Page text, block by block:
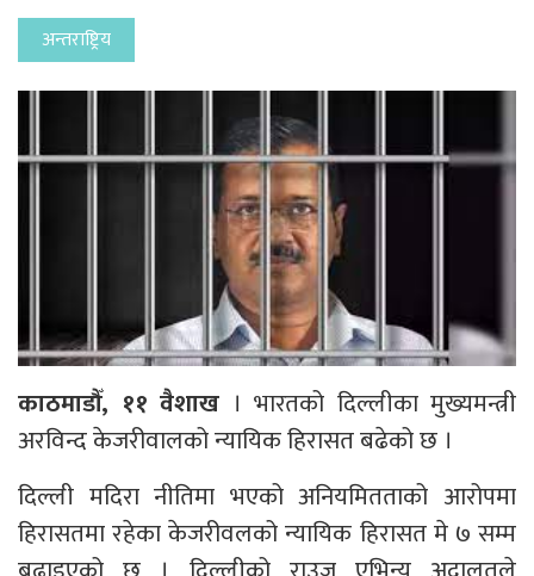
अन्तराष्ट्रिय
काठमाडौँ, ११ वैशाख । भारतको दिल्लीका मुख्यमन्त्री
अरविन्द केजरीवालको न्यायिक हिरासत बढेको छ ।
दिल्ली मदिरा नीतिमा भएको अनियमितताको आरोपमा
हिरासतमा रहेका केजरीवलको न्यायिक हिरासत मे ७ सम्म